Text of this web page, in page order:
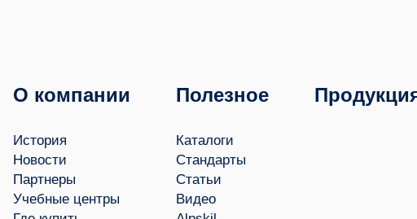
О компании
История
Новости
Партнеры
Учебные центры
Полезное
Каталоги
Стандарты
Статьи
Видео